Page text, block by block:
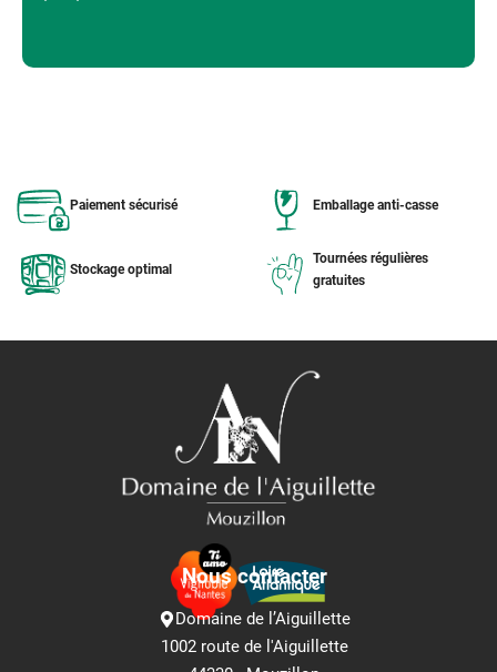
Paiement sécurisé Emballage anti-casse
Stockage optimal
Tournées régulières
gratuites
Nous contacter
Domaine de l’Aiguillette
1002 route de l'Aiguillette